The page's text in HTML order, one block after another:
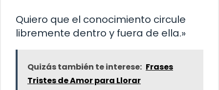
Quiero que el conocimiento circule
libremente dentro y fuera de ella.»
Quizás también te interese: Frases
Tristes de Amor para Llorar